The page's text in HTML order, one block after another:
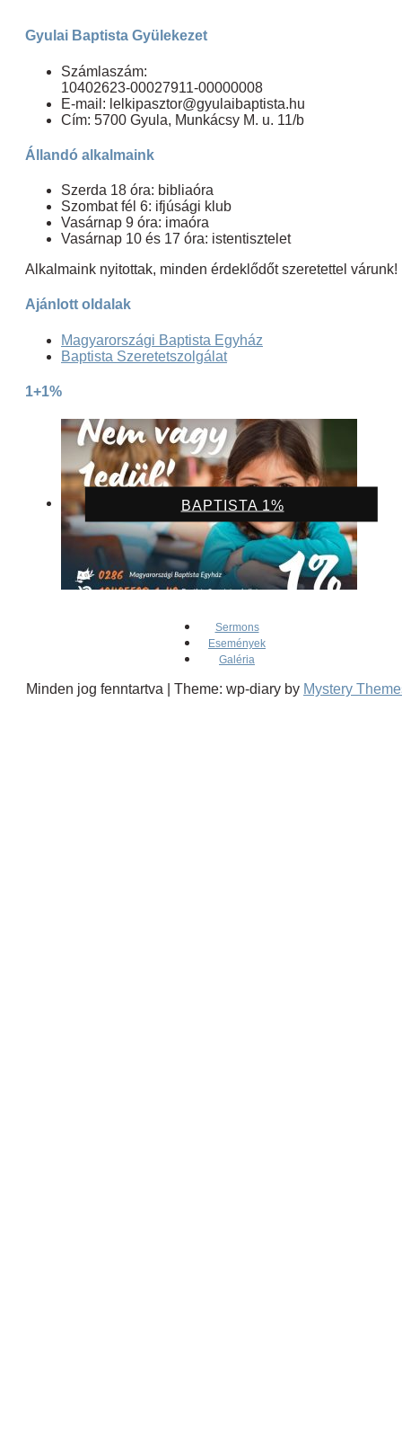
Gyulai Baptista Gyülekezet
Számlaszám:
10402623-00027911-00000008
E-mail: lelkipasztor@gyulaibaptista.hu
Cím: 5700 Gyula, Munkácsy M. u. 11/b
Állandó alkalmaink
Szerda 18 óra: bibliaóra
Szombat fél 6: ifjúsági klub
Vasárnap 9 óra: imaóra
Vasárnap 10 és 17 óra: istentisztelet
Alkalmaink nyitottak, minden érdeklődőt szeretettel várunk!
Ajánlott oldalak
Magyarországi Baptista Egyház
Baptista Szeretetszolgálat
1+1%
BAPTISTA 1%
Sermons
Események
Galéria
Minden jog fenntartva Theme: wp-diary by Mystery